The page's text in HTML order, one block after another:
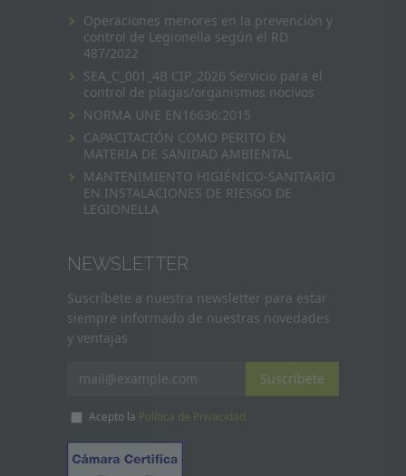
Operaciones menores en la prevención y
control de Legionella según el RD
487/2022
SEA_C_001_4B CIP_2026 Servicio para el
control de plagas/organismos nocivos
NORMA UNE EN16636:2015
CAPACITACIÓN COMO PERITO EN
MATERIA DE SANIDAD AMBIENTAL
MANTENIMIENTO HIGIÉNICO-SANITARIO
EN INSTALACIONES DE RIESGO DE
LEGIONELLA
NEWSLETTER
Suscríbete a nuestra newsletter para estar
siempre informado de nuestras novedades
y ventajas
Suscríbete
Acepto la Política de Privacidad